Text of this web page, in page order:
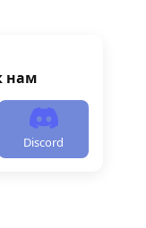
нам
Discord